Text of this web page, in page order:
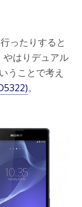
ったりすると
はりデュアル
うことで考え
。